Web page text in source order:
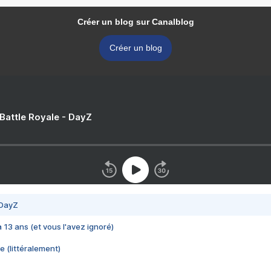
Créer un blog sur Canalblog
Créer un blog
Royale - DayZ
13 ans (et vous l'avez ignoré)
(littéralement)